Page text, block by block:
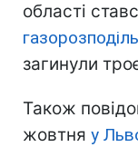
області
загинули
Також
жовтня у